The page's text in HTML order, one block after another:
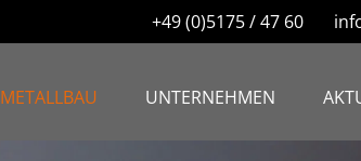
+49 (0)5175 / 47 60
METALLBAU UNTERNEHMEN